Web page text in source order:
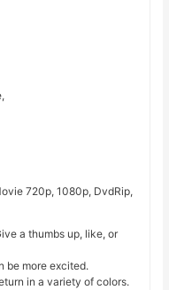
720p, 1080p, DvdRip,
a thumbs up, like, or
be more excited.
in a variety of colors.